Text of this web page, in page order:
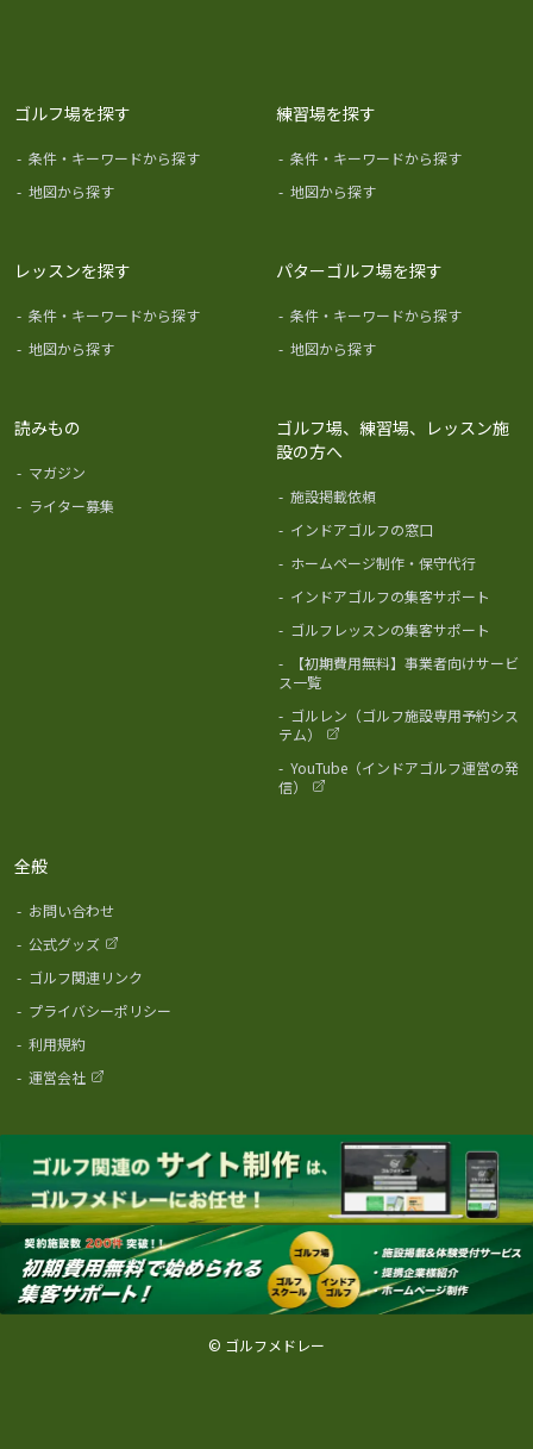
ゴルフ場を探す
- 条件・キーワードから探す
- 地図から探す
練習場を探す
- 条件・キーワードから探す
- 地図から探す
レッスンを探す
- 条件・キーワードから探す
- 地図から探す
パターゴルフ場を探す
- 条件・キーワードから探す
- 地図から探す
読みもの
- マガジン
- ライター募集
ゴルフ場、練習場、レッスン施
設の方へ
- 施設掲載依頼
- インドアゴルフの窓口
- ホームページ制作・保守代行
- インドアゴルフの集客サポート
- ゴルフレッスンの集客サポート
-
【初期費用無料】事業者向けサービ
ス一覧
- ゴルレン（ゴルフ施設専用予約シス
テム）
- YouTube（インドアゴルフ運営の発
信）
全般
- お問い合わせ
- 公式グッズ
- ゴルフ関連リンク
- プライバシーポリシー
- 利用規約
- 運営会社
© ゴルフメドレー